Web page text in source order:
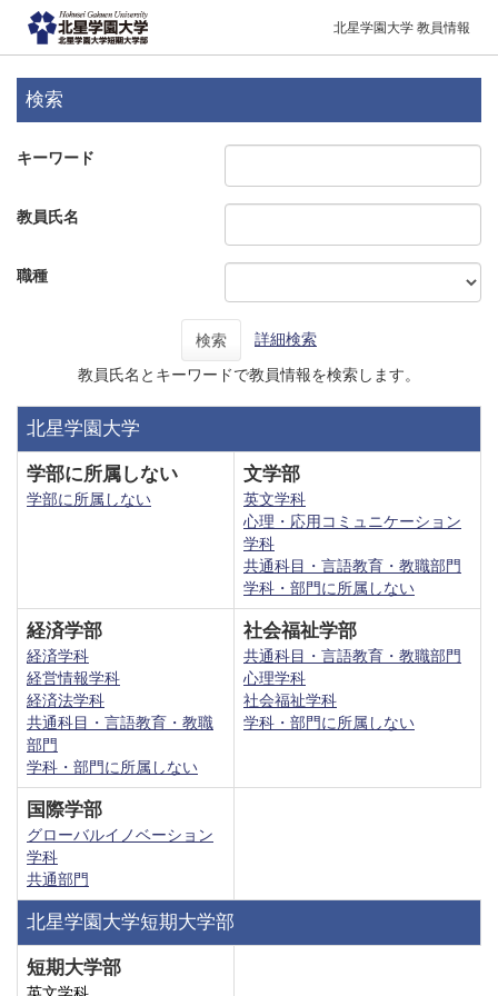
北星学園大学 教員情報
検索
キーワード
教員氏名
職種
検索 詳細検索
教員氏名とキーワードで教員情報を検索します。
北星学園大学
学部に所属しない
学部に所属しない
文学部
英文学科
心理・応用コミュニケーション
学科
共通科目・言語教育・教職部門
学科・部門に所属しない
経済学部
経済学科
経営情報学科
経済法学科
共通科目・言語教育・教職
部門
学科・部門に所属しない
社会福祉学部
共通科目・言語教育・教職部門
心理学科
社会福祉学科
学科・部門に所属しない
国際学部
グローバルイノベーション
学科
共通部門
北星学園大学短期大学部
短期大学部